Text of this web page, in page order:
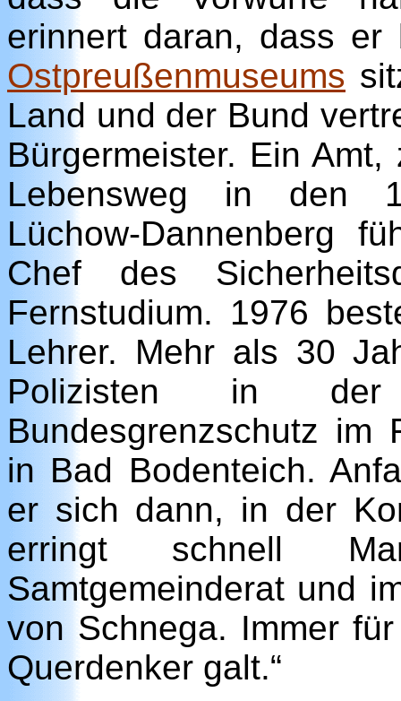
erinnert daran, dass
Ostpreußenmuseums
Land und der Bund
Bürgermeister. Ein
Lebensweg in den
Lüchow-Dannenberg
Chef des
Fernstudium. 1976
Lehrer. Mehr als 30
Polizisten in
Bundesgrenzschutz im
in Bad Bodenteich.
er sich dann, in der
erringt schnell
Samtgemeinderat und
von Schnega. Immer
Querdenker galt.“